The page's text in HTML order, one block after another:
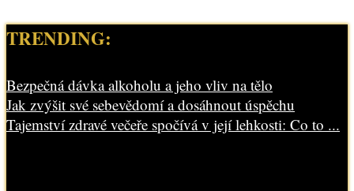
TRENDING:
Bezpečná dávka alkoholu a jeho vliv na tělo
Jak zvýšit své sebevědomí a dosáhnout úspěchu
Tajemství zdravé večeře spočívá v její lehkosti: Co to ...